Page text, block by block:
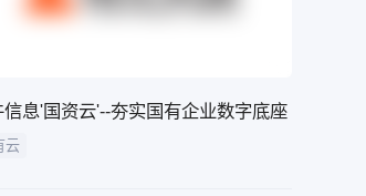
信息'国资云'--夯实国有企业数字底座
云